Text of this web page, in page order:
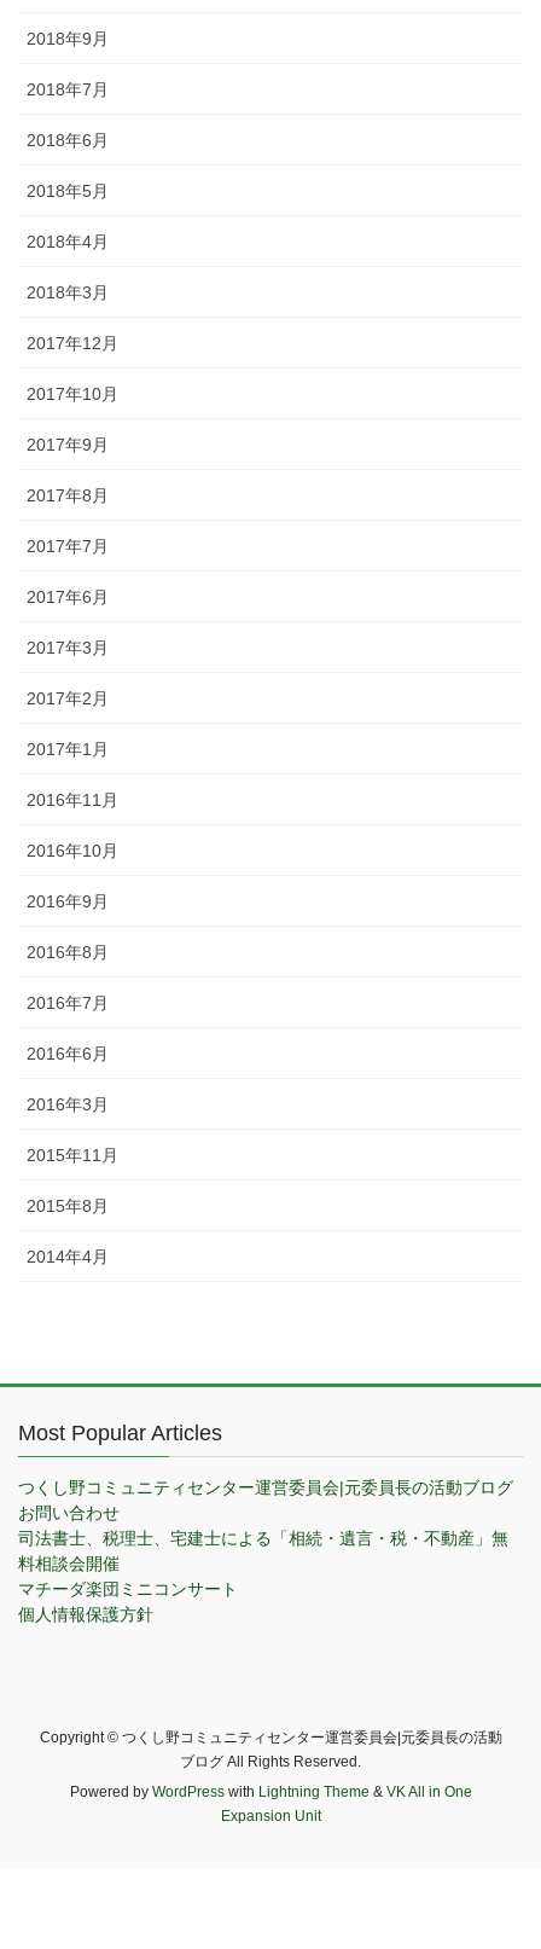
2018年9月
2018年7月
2018年6月
2018年5月
2018年4月
2018年3月
2017年12月
2017年10月
2017年9月
2017年8月
2017年7月
2017年6月
2017年3月
2017年2月
2017年1月
2016年11月
2016年10月
2016年9月
2016年8月
2016年7月
2016年6月
2016年3月
2015年11月
2015年8月
2014年4月
Most Popular Articles
つくし野コミュニティセンター運営委員会|元委員長の活動ブログ
お問い合わせ
司法書士、税理士、宅建士による「相続・遺言・税・不動産」無
料相談会開催
マチーダ楽団ミニコンサート
個人情報保護方針
Copyright © つくし野コミュニティセンター運営委員会|元委員長の活動
ブログ All Rights Reserved.
Powered by WordPresswith Lightning Theme & VK All in One
Expansion Unit